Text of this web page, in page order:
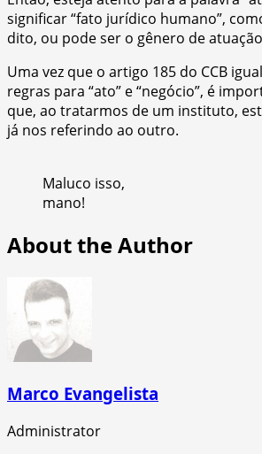
significar “fato jurídico humano”,
dito, ou pode ser o gênero de
Uma vez que o artigo 185 do CCB
regras para “ato” e “negócio”, é
que, ao tratarmos de um instituto,
já nos referindo ao outro.
Maluco isso,
mano!
About the Author
Marco Evangelista
Administrator